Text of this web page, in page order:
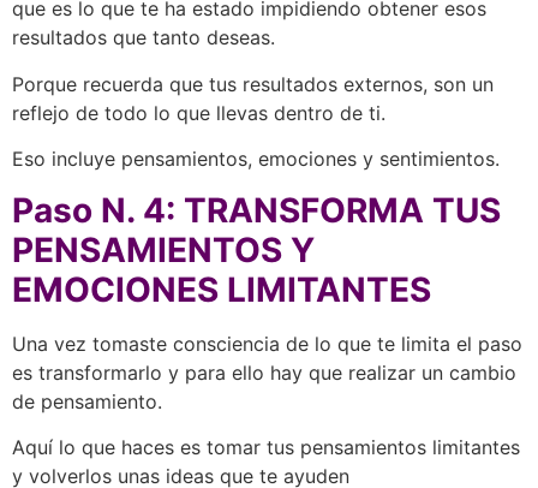
que es lo que te ha estado impidiendo obtener esos
resultados que tanto deseas.
Porque recuerda que tus resultados externos, son un
reflejo de todo lo que llevas dentro de ti.
Eso incluye pensamientos, emociones y sentimientos.
Paso N. 4: TRANSFORMA TUS
PENSAMIENTOS Y
EMOCIONES LIMITANTES
Una vez tomaste consciencia de lo que te limita el paso
es transformarlo y para ello hay que realizar un cambio
de pensamiento.
Aquí lo que haces es tomar tus pensamientos limitantes
y volverlos unas ideas que te ayuden